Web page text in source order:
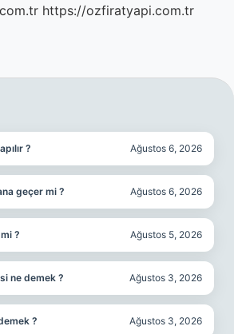
https://ozfiratyapi.com.tr
? Ağustos 6, 2026
geçer mi ? Ağustos 6, 2026
? Ağustos 5, 2026
ne demek ? Ağustos 3, 2026
? Ağustos 3, 2026